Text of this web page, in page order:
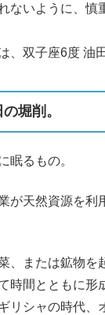
ないように、慎
、双子座6度 油
堀削。
眠るもの。
が天然資源を利
、または鉱物を
時間とともに形
リシャの時代、